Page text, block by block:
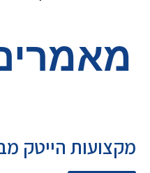
מקצועות הייטק